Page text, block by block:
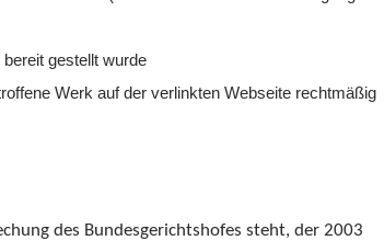
gestellt wurde
Werk auf der verlinkten Webseite rechtmäßig
des Bundesgerichtshofes steht, der 2003